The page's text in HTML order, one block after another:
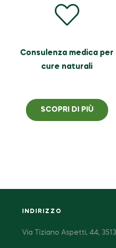
Consulenza medica per
cure naturali
SCOPRI DI PIÙ
INDIRIZZO
Via Tiziano Aspetti, 44,